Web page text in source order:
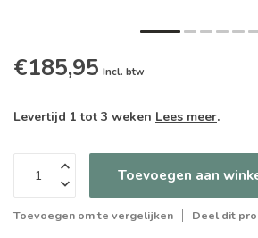
€185,95 Incl. btw
Levertijd 1 tot 3 weken Lees meer.
Toevoegen aan
Toevoegen om te vergelijken Deel dit